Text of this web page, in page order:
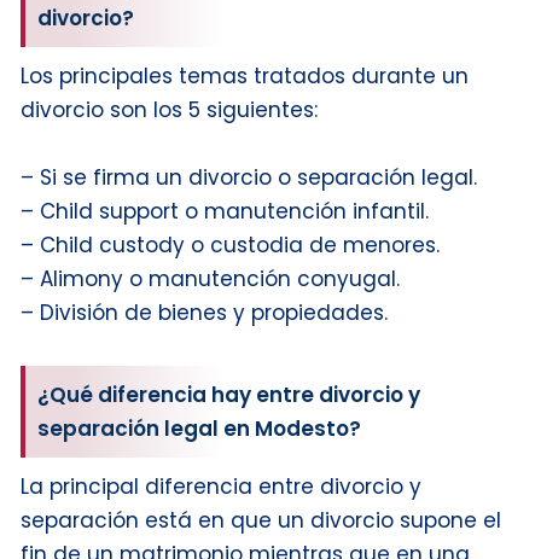
divorcio?
Los principales temas tratados durante un
divorcio son los 5 siguientes:
– Si se firma un divorcio o separación legal.
– Child support o manutención infantil.
– Child custody o custodia de menores.
– Alimony o manutención conyugal.
– División de bienes y propiedades.
¿Qué diferencia hay entre divorcio y
separación legal en Modesto?
La principal diferencia entre divorcio y
separación está en que un divorcio supone el